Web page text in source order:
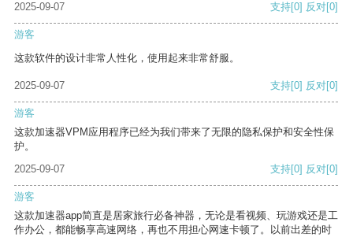
2025-09-07 支持[0] 反对[0]
游客
这款软件的设计非常人性化，使用起来非常舒服。
2025-09-07 支持[0] 反对[0]
游客
这款加速器VPM应用程序已经为我们带来了无限的隐私保护和安全性保
护。
2025-09-07
支持[0] 反对[0]
游客
这款加速器app简直是居家旅行必备神器，无论是看视频、玩游戏还是工
作办公，都能畅享高速网络，再也不用担心网速卡顿了。以前出差的时